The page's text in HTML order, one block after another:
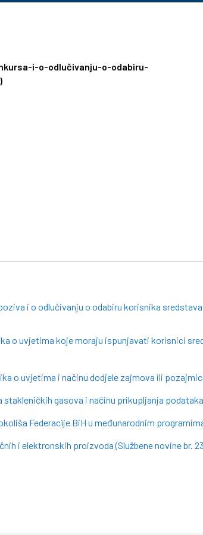
i-o-odlučivanju-o-odabiru-
i o odlučivanju o odabiru korisnika
o uvjetima koje moraju ispunjavati korisnici
o uvjetima i načinu dodjele zajmova ili
gasova i načinu prikupljanja podataka
Federacije BiH u međunarodnim
i elektronskih proizvoda (Službene novine br.